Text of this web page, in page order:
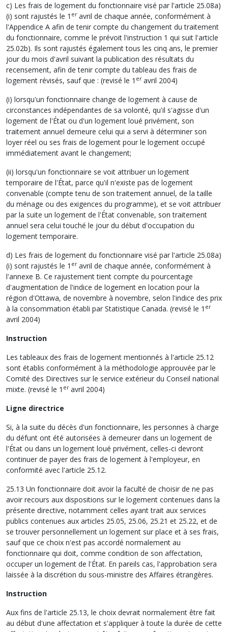
c) Les frais de logement du fonctionnaire visé par l'article 25.08a)
(i) sont rajustés le 1 eravril de chaque année, conformément à
l'Appendice A afin de tenir compte du changement du traitement
du fonctionnaire, comme le prévoit l'instruction 1 qui suit l'article
25.02b). Ils sont rajustés également tous les cinq ans, le premier
jour du mois d'avril suivant la publication des résultats du
recensement, afin de tenir compte du tableau des frais de
logement révisés, sauf que : (revisé le 1 eravril 2004)
(i) lorsqu'un fonctionnaire change de logement à cause de
circonstances indépendantes de sa volonté, qu'il s'agisse d'un
logement de l'État ou d'un logement loué privément, son
traitement annuel demeure celui qui a servi à déterminer son
loyer réel ou ses frais de logement pour le logement occupé
immédiatement avant le changement;
(ii) lorsqu'un fonctionnaire se voit attribuer un logement
temporaire de l'État, parce qu'il n'existe pas de logement
convenable (compte tenu de son traitement annuel, de la taille
du ménage ou des exigences du programme), et se voit attribuer
par la suite un logement de l'État convenable, son traitement
annuel sera celui touché le jour du début d'occupation du
logement temporaire.
d) Les frais de logement du fonctionnaire visé par l'article 25.08a)
(i) sont rajustés le 1 eravril de chaque année, conformément à
l'annexe B. Ce rajustement tient compte du pourcentage
d'augmentation de l'indice de logement en location pour la
région d'Ottawa, de novembre à novembre, selon l'indice des prix
à la consommation établi par Statistique Canada. (revisé le 1 er
avril 2004)
Instruction
Les tableaux des frais de logement mentionnés à l'article 25.12
sont établis conformément à la méthodologie approuvée par le
Comité des Directives sur le service extérieur du Conseil national
mixte. (revisé le 1 eravril 2004)
Ligne directrice
Si, à la suite du décès d'un fonctionnaire, les personnes à charge
du défunt ont été autorisées à demeurer dans un logement de
l'État ou dans un logement loué privément, celles-ci devront
continuer de payer des frais de logement à l'employeur, en
conformité avec l'article 25.12.
25.13 Un fonctionnaire doit avoir la faculté de choisir de ne pas
avoir recours aux dispositions sur le logement contenues dans la
présente directive, notamment celles ayant trait aux services
publics contenues aux articles 25.05, 25.06, 25.21 et 25.22, et de
se trouver personnellement un logement sur place et à ses frais,
sauf que ce choix n'est pas accordé normalement au
fonctionnaire qui doit, comme condition de son affectation,
occuper un logement de l'État. En pareils cas, l'approbation sera
laissée à la discrétion du sous-ministre des Affaires étrangères.
Instruction
Aux fins de l'article 25.13, le choix devrait normalement être fait
au début d'une affectation et s'appliquer à toute la durée de cette